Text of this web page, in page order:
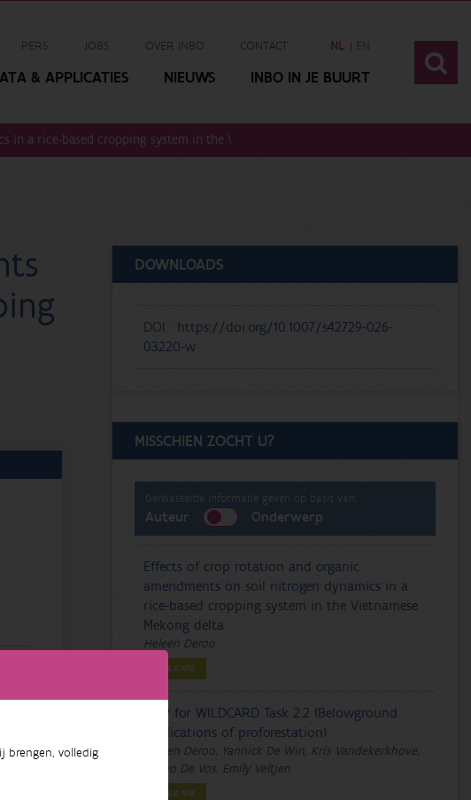
brengen, volledig
PERS JOBS OVER INBO CONTACT NL EN
& APPLICATIES NIEUWS INBO IN JE BUURT
a rice-based cropping system in the Vietnamese Mekong delta
DOWNLOADS
DOI : https://doi.org/10.1007/s42729-026-
03220-w
MISSCHIEN ZOCHT U?
Gerelateerde informatie geven op basis van:
Auteur Onderwerp
Effects of crop rotation and organic
amendments on soil nitrogen dynamics in a
rice-based cropping system in the Vietnamese
Mekong delta
Heleen Deroo
PUBLICATIE
DMP for WILDCARD Task 2.2 (Belowground
implications of proforestation)
Heleen Deroo, Yannick De Win, Kris Vandekerkhove,
Bruno De Vos, Emily Veltjen
PUBLICATIE